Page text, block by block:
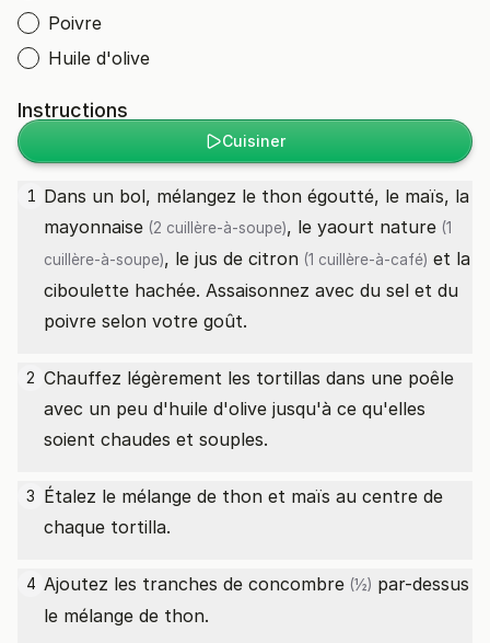
Poivre
Huile d'olive
Instructions
Cuisiner
1 Dans un bol, mélangez le thon égoutté, le maïs, la
mayonnaise (2 cuillère-à-soupe), le yaourt nature (1
cuillère-à-soupe), le jus de citron (1 cuillère-à-café) et la
ciboulette hachée. Assaisonnez avec du sel et du
poivre selon votre goût.
2 Chauffez légèrement les tortillas dans une poêle
avec un peu d'huile d'olive jusqu'à ce qu'elles
soient chaudes et souples.
3 Étalez le mélange de thon et maïs au centre de
chaque tortilla.
4 Ajoutez les tranches de concombre (½) par-dessus
le mélange de thon.